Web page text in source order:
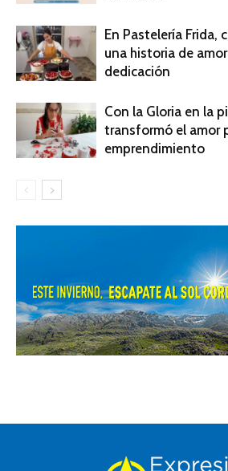
En Pastelería Frida,
una historia de
dedicación
Con la Gloria en la
transformó el amor
emprendimiento